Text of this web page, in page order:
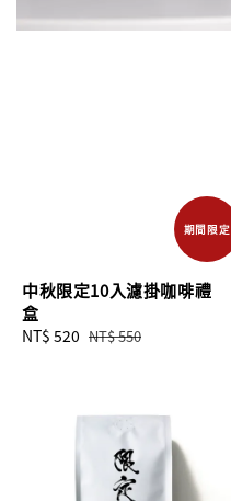
期間限定
中秋限定10入濾掛咖啡禮
盒
Sale
NT$ 520 Regular
NT$ 550